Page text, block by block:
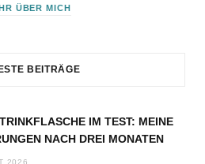
ÜBER MICH
BEITRÄGE
IM TEST: MEINE
NACH DREI MONATEN